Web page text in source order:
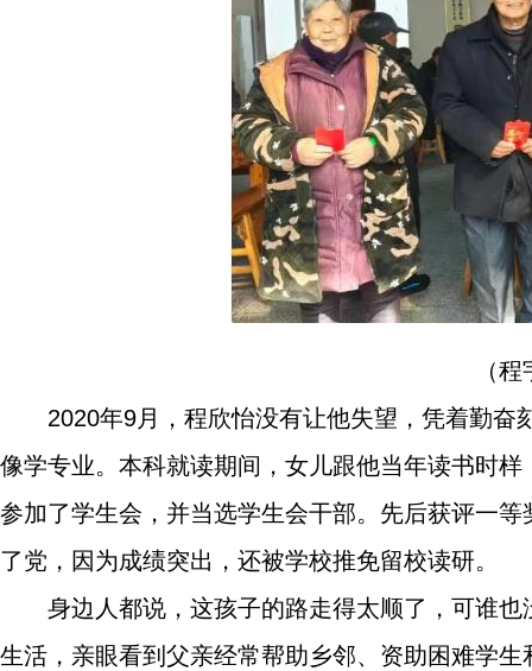
（
2020年9月，程欣怡没有让他失望，凭着勤
像学专业。本科就读期间，女儿跟他当年读书时
参加了学生会，并当选学生会干部。先后获评一
了党，因为成绩突出，还被学校推免留校读研。
身边人都说，这孩子的路走得太顺了，可谁
生活，亲眼看到父亲经常帮助乡邻、资助困难学